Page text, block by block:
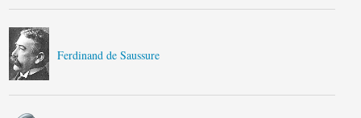
Ferdinand de Saussure